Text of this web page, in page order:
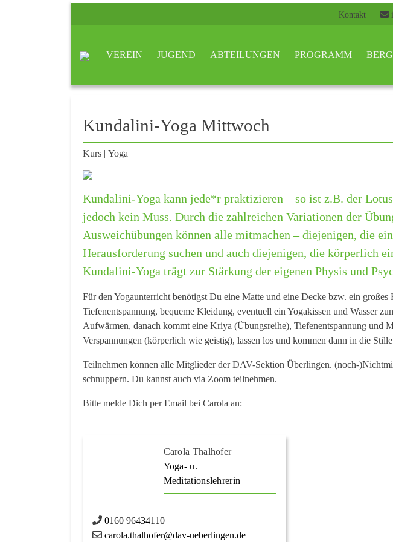
Kontakt
VEREIN JUGEND ABTEILUNGEN PROGRAMM
Kundalini-Yoga Mittwoch
Kurs | Yoga
Kundalini-Yoga kann jede*r praktizieren – so ist z.B. der
jedoch kein Muss. Durch die zahlreichen Variationen der
Ausweichübungen können alle mitmachen – diejenigen, die
Herausforderung suchen und auch diejenigen, die körperlich
Kundalini-Yoga trägt zur Stärkung der eigenen Physis und
Für den Yogaunterricht benötigst Du eine Matte und eine Decke bzw. ein großes
Tiefenentspannung, bequeme Kleidung, eventuell ein Yogakissen und Wasser
Aufwärmen, danach kommt eine Kriya (Übungsreihe), Tiefenentspannung und
Verspannungen (körperlich wie geistig), lassen los und kommen dann in die
Teilnehmen können alle Mitglieder der DAV-Sektion Überlingen. (noch-
schnuppern. Du kannst auch via Zoom teilnehmen.
Bitte melde Dich per Email bei Carola an:
Carola Thalhofer
Yoga- u.
Meditationslehrerin
0160 96434110
carola.thalhofer@dav-ueberlingen.de